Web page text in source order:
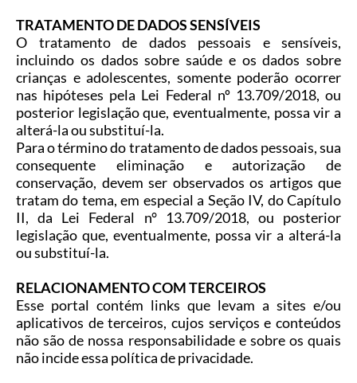
TRATAMENTO DE DADOS SENSÍVEIS
O tratamento de dados pessoais e sensíveis,
incluindo os dados sobre saúde e os dados sobre
crianças e adolescentes, somente poderão ocorrer
nas hipóteses pela Lei Federal nº 13.709/2018, ou
posterior legislação que, eventualmente, possa vir a
alterá-la ou substituí-la.
Para o término do tratamento de dados pessoais, sua
consequente eliminação e autorização de
conservação, devem ser observados os artigos que
tratam do tema, em especial a Seção IV, do Capítulo
II, da Lei Federal n° 13.709/2018, ou posterior
legislação que, eventualmente, possa vir a alterá-la
ou substituí-la.
RELACIONAMENTO COM TERCEIROS
Esse portal contém links que levam a sites e/ou
aplicativos de terceiros, cujos serviços e conteúdos
não são de nossa responsabilidade e sobre os quais
não incide essa política de privacidade.